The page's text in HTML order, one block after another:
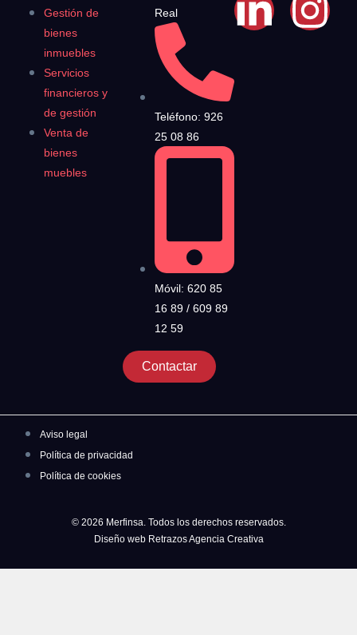
Gestión de
bienes
inmuebles
Servicios
financieros y
de gestión
Venta de
bienes
muebles
Real
Teléfono: 926
25 08 86
Móvil: 620 85
16 89 / 609 89
12 59
Contactar
Aviso legal
Política de privacidad
Política de cookies
© 2026 Merfinsa. Todos los derechos reservados.
Diseño web Retrazos Agencia Creativa